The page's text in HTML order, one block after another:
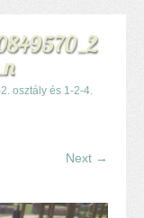
ös tanévben
osztály és 1-2-4.
Next →